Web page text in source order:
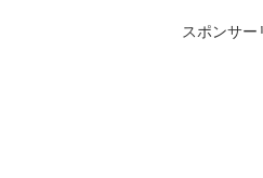
スポンサー